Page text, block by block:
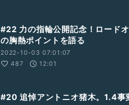
#22 力の指輪公開記念！ロード
の胸熱ポイントを語る
2022-10-03 07:01:07
487
12:01
#20 追悼アントニオ猪木。1.4事